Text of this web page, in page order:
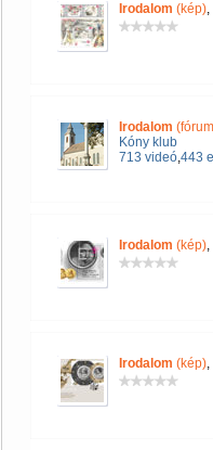
Irodalom (kép),
Irodalom
Kóny klub
713 videó,443
Irodalom (kép),
Irodalom (kép),